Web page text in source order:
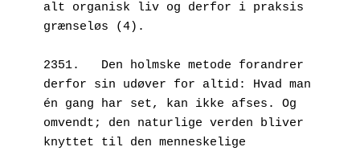
alt organisk liv og derfor i praksis
grænseløs (4).
2351.   Den holmske metode forandrer
derfor sin udøver for altid: Hvad man
én gang har set, kan ikke afses. Og
omvendt; den naturlige verden bliver
knyttet til den menneskelige